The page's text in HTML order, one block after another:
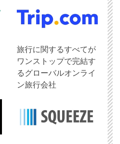
旅行に関するすべてが
ワンストップで完結す
るグローバルオンライ
ン旅行会社